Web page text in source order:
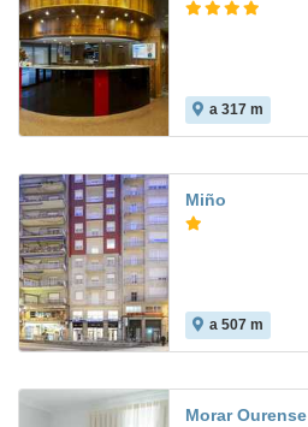
a 317 m
Miño
a 507 m
Morar Ourense